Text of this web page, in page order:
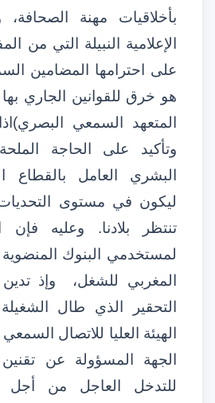
بأخلاقيات مهنة الصحافة،
الإعلامية النبيلة التي
على احترامها المضامين
هو خرق للقوانين الجاري
المتعهد السمعي البصري(
وتأكيد على الحاجة
البشري العامل
ليكون في مستوى التحديات
تنتظر بلادنا. وعليه فإن
لمستخدمي البنوك المنضوية
المغربي للشغل، وإذ
التحقير الذي طال
الهيئة العليا للاتصال
الجهة المسؤولة عن
للتدخل العاجل من أجل